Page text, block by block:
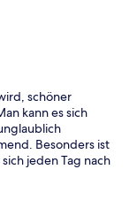
schöner
kann es sich
Besonders ist
jeden Tag nach
Was nicht so
Aber der